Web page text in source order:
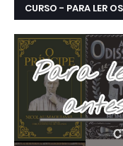
CURSO - PARA LER